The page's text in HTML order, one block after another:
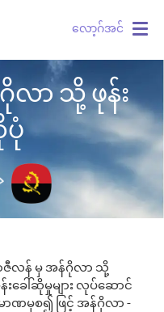
လော့ဂ်အင်
လာ သို့ ဖုန်း
ပုံ
ဇီလန် မှ အန်ဂိုလာ သို့
ခေါ်ဆိုမှုများ လုပ်ဆောင်
ာဏမှစ၍ ဖြင့် အန်ဂိုလာ -